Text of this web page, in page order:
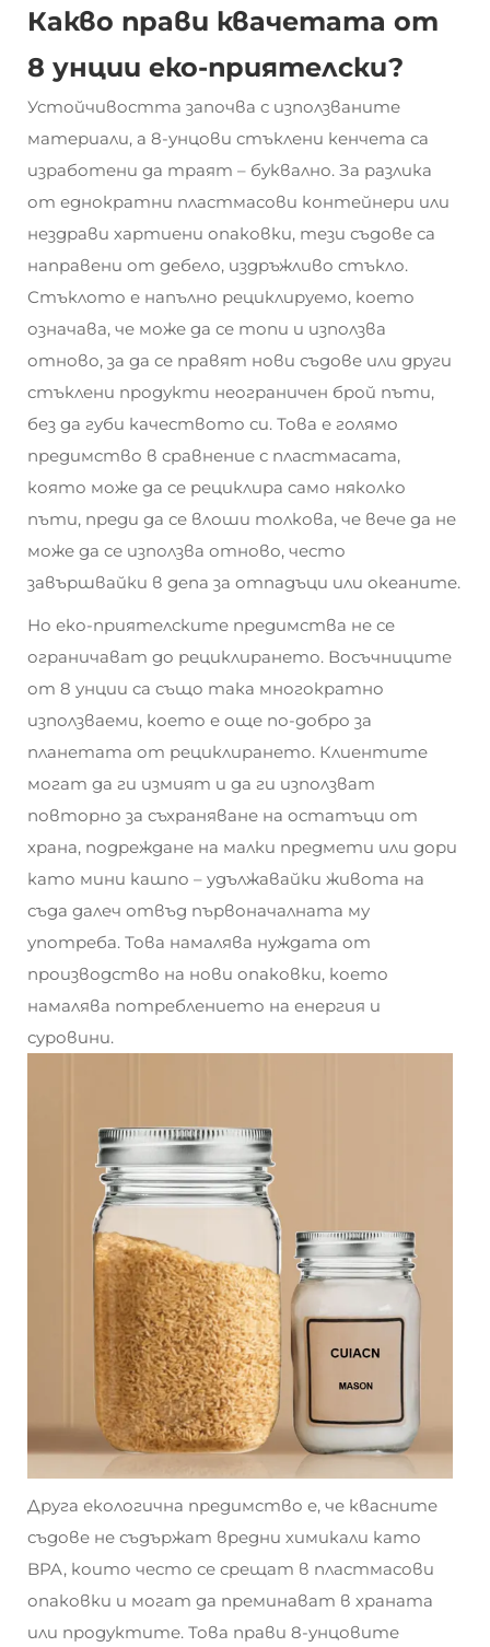
Какво прави квачетата от
8 унции еко-приятелски?
Устойчивостта започва с използваните
материали, а 8-унцови стъклени кенчета са
изработени да траят – буквално. За разлика
от еднократни пластмасови контейнери или
нездрави хартиени опаковки, тези съдове са
направени от дебело, издръжливо стъкло.
Стъклото е напълно рециклируемо, което
означава, че може да се топи и използва
отново, за да се правят нови съдове или други
стъклени продукти неограничен брой пъти,
без да губи качеството си. Това е голямо
предимство в сравнение с пластмасата,
която може да се рециклира само няколко
пъти, преди да се влоши толкова, че вече да не
може да се използва отново, често
завършвайки в депа за отпадъци или океаните.
Но еко-приятелските предимства не се
ограничават до рециклирането. Восъчниците
от 8 унции са също така многократно
използваеми, което е още по-добро за
планетата от рециклирането. Клиентите
могат да ги измият и да ги използват
повторно за съхраняване на остатъци от
храна, подреждане на малки предмети или дори
като мини кашпо – удължавайки живота на
съда далеч отвъд първоначалната му
употреба. Това намалява нуждата от
производство на нови опаковки, което
намалява потреблението на енергия и
суровини.
Друга екологична предимство е, че квасните
съдове не съдържат вредни химикали като
BPA, които често се срещат в пластмасови
опаковки и могат да преминават в храната
или продуктите. Това прави 8-унцовите